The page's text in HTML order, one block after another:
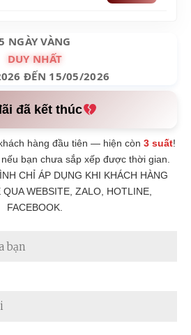
NGÀY VÀNG
DUY NHẤT
ĐẾN 15/05/2026
đã kết thúc
hàng đầu tiên — hiện còn3 suất!
bạn chưa sắp xếp được thời gian.
CHỈ ÁP DỤNG KHI KHÁCH HÀNG
WEBSITE, ZALO, HOTLINE,
FACEBOOK.